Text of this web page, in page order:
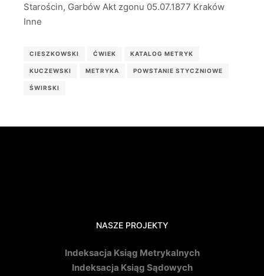
Starościn, Garbów Akt zgonu 05.07.1877 Kraków
Inne
CIESZKOWSKI ĆWIEK KATALOG METRYK
KUCZEWSKI METRYKA POWSTANIE STYCZNIOWE
ŚWIRSKI
NASZE PROJEKTY
Indeksacja Ksiąg Metrykalnych
Indeksacja Ksiąg Sądowych